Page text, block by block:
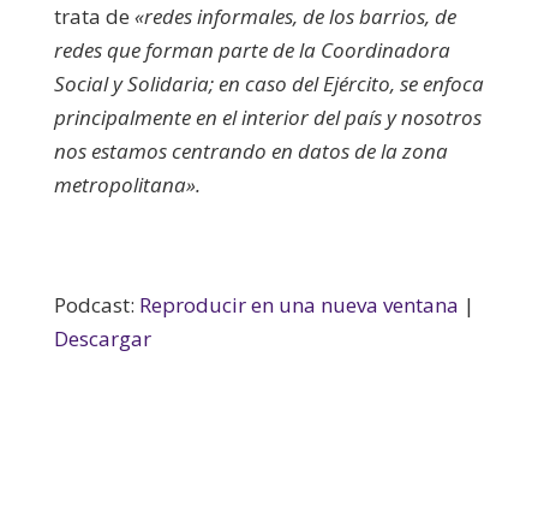
trata de «redes informales, de los barrios, de
redes que forman parte de la Coordinadora
Social y Solidaria; en caso del Ejército, se enfoca
principalmente en el interior del país y nosotros
nos estamos centrando en datos de la zona
metropolitana».
Podcast: Reproducir en una nueva ventana |
Descargar